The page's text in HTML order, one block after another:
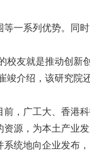
一系列优势。同
校友就是推动创新
竣介绍，该研究院
，广工大、香港
源，为本土产业
统地向企业发布，